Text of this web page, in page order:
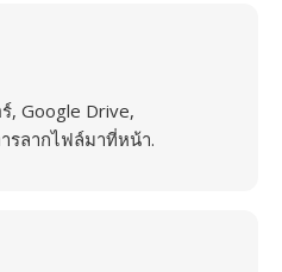
, Google Drive,
รลากไฟล์มาที่หน้า.